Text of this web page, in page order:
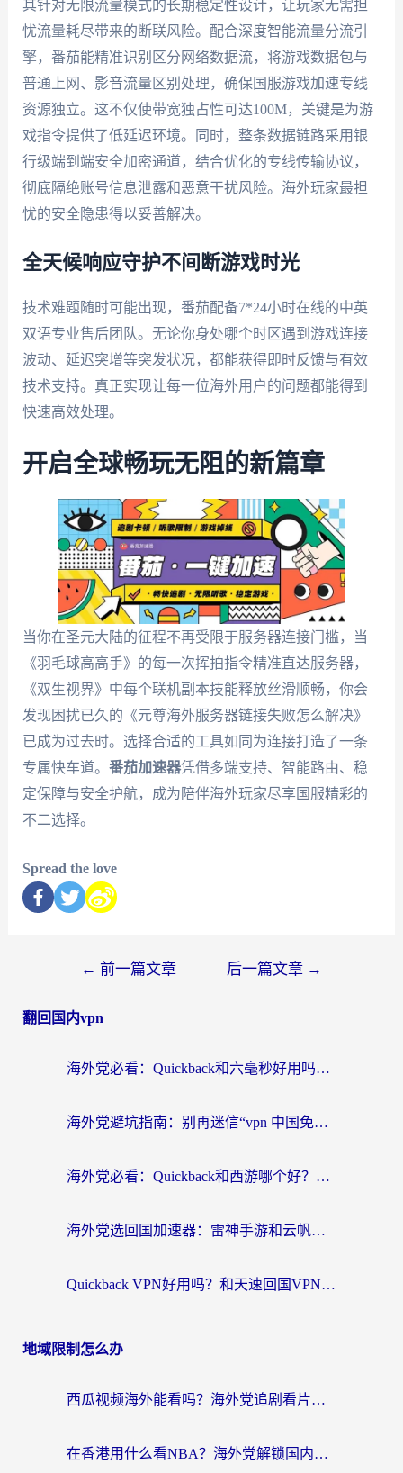
其针对无限流量模式的长期稳定性设计，让玩家无需担
忧流量耗尽带来的断联风险。配合深度智能流量分流引
擎，番茄能精准识别区分网络数据流，将游戏数据包与
普通上网、影音流量区别处理，确保国服游戏加速专线
资源独立。这不仅使带宽独占性可达100M，关键是为游
戏指令提供了低延迟环境。同时，整条数据链路采用银
行级端到端安全加密通道，结合优化的专线传输协议，
彻底隔绝账号信息泄露和恶意干扰风险。海外玩家最担
忧的安全隐患得以妥善解决。
全天候响应守护不间断游戏时光
技术难题随时可能出现，番茄配备7*24小时在线的中英
双语专业售后团队。无论你身处哪个时区遇到游戏连接
波动、延迟突增等突发状况，都能获得即时反馈与有效
技术支持。真正实现让每一位海外用户的问题都能得到
快速高效处理。
开启全球畅玩无阻的新篇章
当你在圣元大陆的征程不再受限于服务器连接门槛，当
《羽毛球高高手》的每一次挥拍指令精准直达服务器，
《双生视界》中每个联机副本技能释放丝滑顺畅，你会
发现困扰已久的《元尊海外服务器链接失败怎么解决》
已成为过去时。选择合适的工具如同为连接打造了一条
专属快车道。 番茄加速器凭借多端支持、智能路由、稳
定保障与安全护航，成为陪伴海外玩家尽享国服精彩的
不二选择。
Spread the love
← 前一篇文章 后一篇文章 →
翻回国内vpn
海外党必看：Quickback和六毫秒好用吗？3步选对回国加速器，无缝刷国内剧玩游戏
海外党避坑指南：别再迷信“vpn 中国免费”，选对回国加速器才能无缝刷国内资源
海外党必看：Quickback和西游哪个好？3个维度教你选对回国加速器
海外党选回国加速器：雷神手游和云帆哪个好？附3组对比+避坑指南
Quickback VPN好用吗？和天速回国VPN对比哪个回国效果更好？海外党必看的真实体验指南
地域限制怎么办
西瓜视频海外能看吗？海外党追剧看片的终极解决方案来了
在香港用什么看NBA？海外党解锁国内体育直播的终极攻略